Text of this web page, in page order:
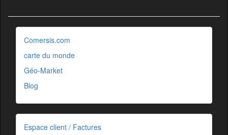
Comersis.com
carte du monde
Géo-Market
Blog
Espace client / Factures